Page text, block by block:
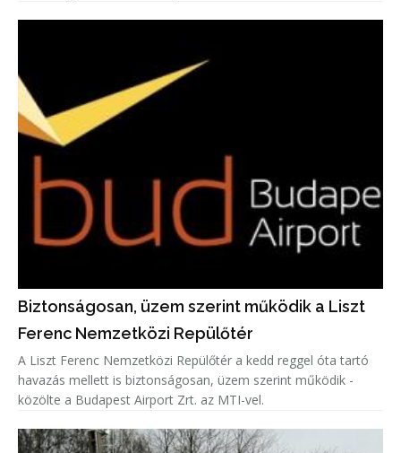
Biztonságosan, üzem szerint működik a Liszt
Ferenc Nemzetközi Repülőtér
A Liszt Ferenc Nemzetközi Repülőtér a kedd reggel óta tartó
havazás mellett is biztonságosan, üzem szerint működik -
közölte a Budapest Airport Zrt. az MTI-vel.